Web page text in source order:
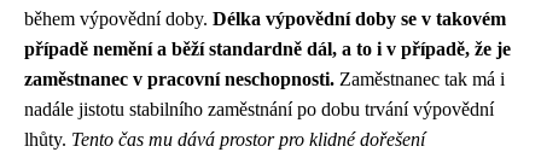
během výpovědní doby. Délka výpovědní doby se v takovém
případě nemění a běží standardně dál, a to i v případě, že je
zaměstnanec v pracovní neschopnosti. Zaměstnanec tak má i
nadále jistotu stabilního zaměstnání po dobu trvání výpovědní
lhůty. Tento čas mu dává prostor pro klidné dořešení